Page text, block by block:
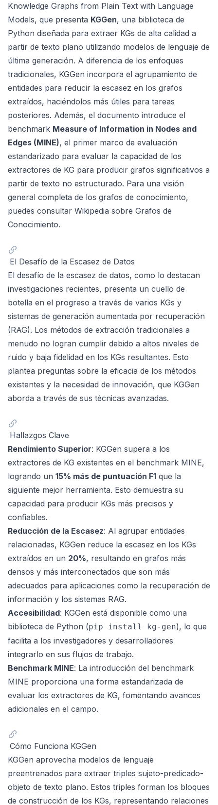
Knowledge Graphs from Plain Text with Language
Models, que presenta KGGen, una biblioteca de
Python diseñada para extraer KGs de alta calidad a
partir de texto plano utilizando modelos de lenguaje de
última generación. A diferencia de los enfoques
tradicionales, KGGen incorpora el agrupamiento de
entidades para reducir la escasez en los grafos
extraídos, haciéndolos más útiles para tareas
posteriores. Además, el documento introduce el
benchmark Measure of Information in Nodes and
Edges (MINE), el primer marco de evaluación
estandarizado para evaluar la capacidad de los
extractores de KG para producir grafos significativos a
partir de texto no estructurado. Para una visión
general completa de los grafos de conocimiento,
puedes consultar Wikipedia sobre Grafos de
Conocimiento.
El Desafío de la Escasez de Datos
El desafío de la escasez de datos, como lo destacan
investigaciones recientes, presenta un cuello de
botella en el progreso a través de varios KGs y
sistemas de generación aumentada por recuperación
(RAG). Los métodos de extracción tradicionales a
menudo no logran cumplir debido a altos niveles de
ruido y baja fidelidad en los KGs resultantes. Esto
plantea preguntas sobre la eficacia de los métodos
existentes y la necesidad de innovación, que KGGen
aborda a través de sus técnicas avanzadas.
Hallazgos Clave
Rendimiento Superior: KGGen supera a los
extractores de KG existentes en el benchmark MINE,
logrando un 15% más de puntuación F1 que la
siguiente mejor herramienta. Esto demuestra su
capacidad para producir KGs más precisos y
confiables.
Reducción de la Escasez: Al agrupar entidades
relacionadas, KGGen reduce la escasez en los KGs
extraídos en un 20%, resultando en grafos más
densos y más interconectados que son más
adecuados para aplicaciones como la recuperación de
información y los sistemas RAG.
Accesibilidad: KGGen está disponible como una
biblioteca de Python (pip install kg-gen), lo que
facilita a los investigadores y desarrolladores
integrarlo en sus flujos de trabajo.
Benchmark MINE: La introducción del benchmark
MINE proporciona una forma estandarizada de
evaluar los extractores de KG, fomentando avances
adicionales en el campo.
Cómo Funciona KGGen
KGGen aprovecha modelos de lenguaje
preentrenados para extraer triples sujeto-predicado-
objeto de texto plano. Estos triples forman los bloques
de construcción de los KGs, representando relaciones